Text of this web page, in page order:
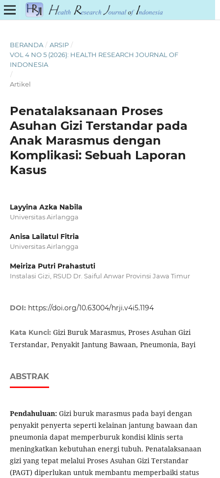
BERANDA / ARSIP /
VOL 4 NO 5 (2026): HEALTH RESEARCH JOURNAL OF
INDONESIA
/
Artikel
Penatalaksanaan Proses
Asuhan Gizi Terstandar pada
Anak Marasmus dengan
Komplikasi: Sebuah Laporan
Kasus
Layyina Azka Nabila
Universitas Airlangga
Anisa Lailatul Fitria
Universitas Airlangga
Meiriza Putri Prahastuti
Instalasi Gizi, RSUD Dr. Saiful Anwar Provinsi Jawa Timur
DOI: https://doi.org/10.63004/hrji.v4i5.1194
Kata Kunci: Gizi Buruk Marasmus, Proses Asuhan Gizi
Terstandar, Penyakit Jantung Bawaan, Pneumonia, Bayi
ABSTRAK
Pendahuluan: Gizi buruk marasmus pada bayi dengan
penyakit penyerta seperti kelainan jantung bawaan dan
pneumonia dapat memperburuk kondisi klinis serta
meningkatkan kebutuhan energi tubuh. Penatalaksanaan
gizi yang tepat melalui Proses Asuhan Gizi Terstandar
(PAGT) diperlukan untuk membantu memperbaiki status